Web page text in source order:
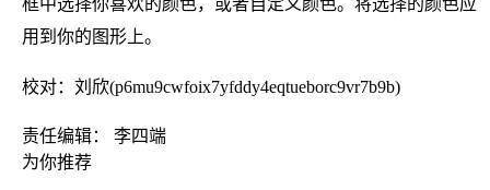
用到你的图形上。
校对：刘欣(p6mu9cwfoix7yfddy4eqtueborc9vr7b9b)
责任编辑： 李四端
为你推荐